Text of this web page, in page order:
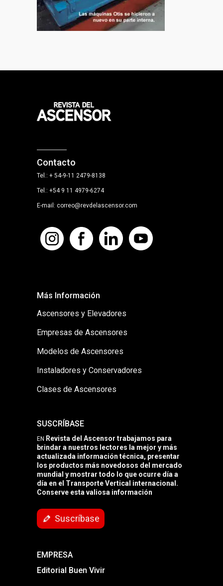
Contacto
Tel.: + 54-9-11 2479-8138
Tel.: +54 9 11 4979-6274
E-mail: correo@revdelascensor.com
Más Información
Ascensores y Elevadores
Empresas de Ascensores
Modelos de Ascensores
Instaladores y Conservadores
Clases de Ascensores
SUSCRÍBASE
EN Revista del Ascensor trabajamos para
brindar a nuestros lectores la mejor y más
actualizada información técnica, presentar
los productos más novedosos del mercado
mundial y mostrar todo lo que ocurre día a
día en el Transporte Vertical internacional.
Conserve esta valiosa información
Suscríbase
EMPRESA
Editorial Buen Vivir